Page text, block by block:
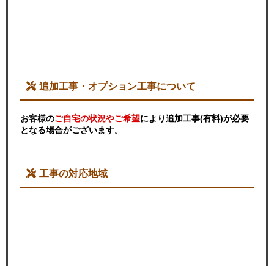
追加工事・オプション工事について
お客様のご自宅の状況やご希望により追加工事(有料)が必要
となる場合がございます。
工事の対応地域